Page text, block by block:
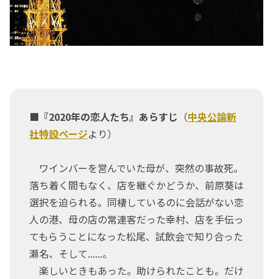
■『2020年の恋人たち』あらすじ （中央公論新
社特設ページより）
ワインバーを営んでいた母が、突然の事故死。
落ち着く間もなく、店を継ぐかどうか、前原葵は
選択を迫られる。同棲しているのに会話がない恋
人の港、母の店の常連客だった幸村、店を手伝っ
てもらうことになった松尾、試飲会で知り合った
瀬名、そして......。
楽しいときもあった。助けられたことも。だけ